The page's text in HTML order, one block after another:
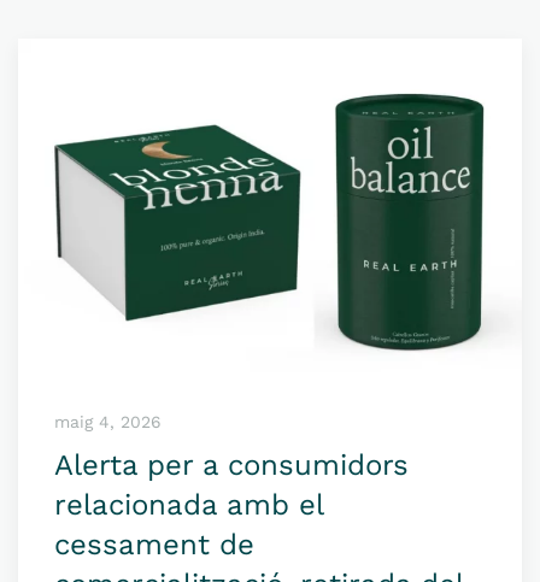
maig 4, 2026
Alerta per a consumidors
relacionada amb el
cessament de